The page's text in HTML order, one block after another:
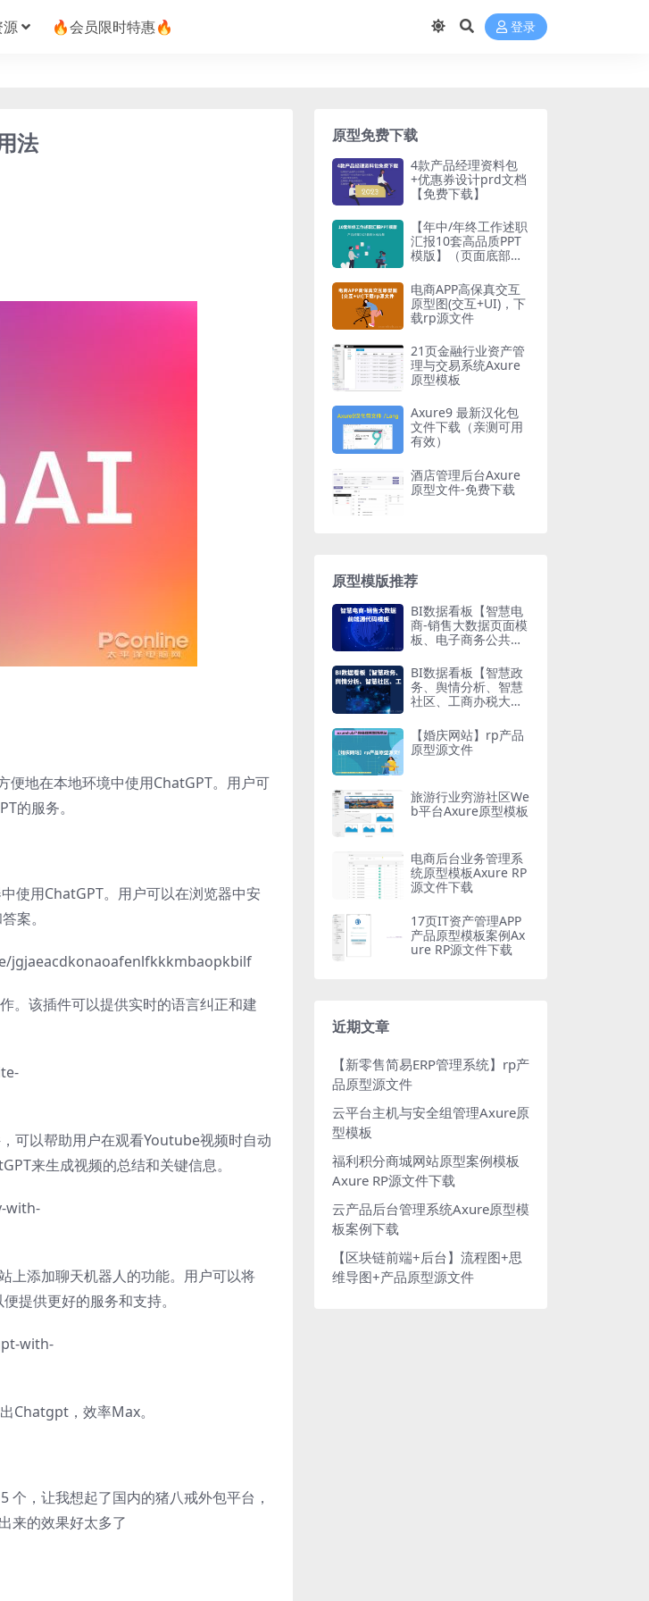
源 🔥会员限时特惠🔥 登录
法
地在本地环境中使用ChatGPT。用户可
的服务。
使用ChatGPT。用户可以在浏览器中安
案。
jgjaeacdkonaoafenlfkkkmbaopkbilf
。该插件可以提供实时的语言纠正和建
可以帮助用户在观看Youtube视频时自动
来生成视频的总结和关键信息。
with-
上添加聊天机器人的功能。用户可以将
提供更好的服务和支持。
with-
Chatgpt，效率Max。
个，让我想起了国内的猪八戒外包平台，
来的效果好太多了
原型免费下载
4款产品经理资料包
+优惠券设计prd文档
【免费下载】
【年中/年终工作述职
汇报10套高品质PPT
模版】（页面底部免
23最新文档合集
电商APP高保真交互
原型图(交互+UI)，下
载rp源文件
21页金融行业资产管
理与交易系统Axure
原型模板
Axure9 最新汉化包
文件下载（亲测可用
有效）
酒店管理后台Axure
原型文件-免费下载
原型模版推荐
BI数据看板【智慧电
商-销售大数据页面模
板、电子商务公共服
运营大数据】前端HT
ML源文件下载
BI数据看板【智慧政
务、舆情分析、智慧
社区、工商办税大数
易大数据可视化平
台】前端HTML源文
件下载
【婚庆网站】rp产品
原型源文件
旅游行业穷游社区We
b平台Axure原型模板
电商后台业务管理系
统原型模板Axure RP
源文件下载
17页IT资产管理APP
产品原型模板案例Ax
ure RP源文件下载
近期文章
【新零售简易ERP管理系统】rp产
品原型源文件
云平台主机与安全组管理Axure原
型模板
福利积分商城网站原型案例模板
Axure RP源文件下载
云产品后台管理系统Axure原型模
板案例下载
【区块链前端+后台】流程图+思
维导图+产品原型源文件